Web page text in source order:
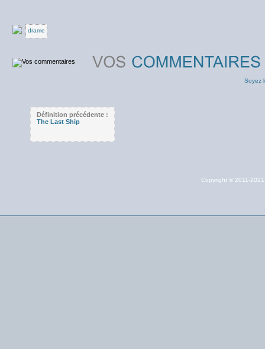
drame
Soyez
Définition précédente :
The Last Ship
Copyright © 2011-